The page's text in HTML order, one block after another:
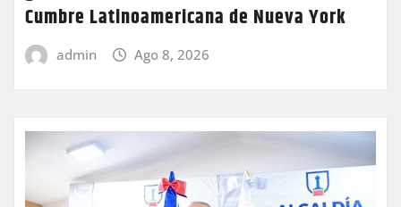
Cumbre Latinoamericana de Nueva York
admin Ago 8, 2026